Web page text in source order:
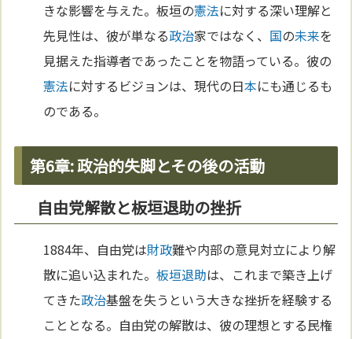
きな影響を与えた。板垣の憲法に対する深い理解と
先見性は、彼が単なる政治家ではなく、 国の未来を
見据えた指導者であったことを物語っている。彼の
憲法に対するビジョンは、現代の日本にも通じるも
のである。
第6章: 政治的失脚とその後の活動
自由党解散と板垣退助の挫折
1884年、自由党は財政難や内部の意見対立により解
散に追い込まれた。板垣退助は、これまで築き上げ
てきた政治基盤を失うという大きな挫折を経験する
こととなる。自由党の解散は、彼の理想とする民権